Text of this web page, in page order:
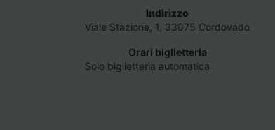
Indirizzo
Viale Stazione, 1, 33075 Cordovado
Orari biglietteria
Solo biglietteria automatica
Elenco dei partner